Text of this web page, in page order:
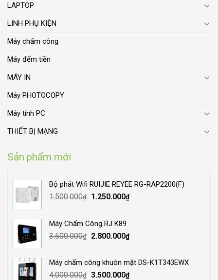
LAPTOP
LINH PHỤ KIỆN
Máy chấm công
Máy đếm tiền
MÁY IN
Máy PHOTOCOPY
Máy tính PC
THIẾT BỊ MẠNG
Sản phẩm mới
Bộ phát Wifi RUIJIE REYEE RG-RAP2200(F)
1.500.000₫
Original
1.500.000₫.
1.250.000₫Current
Máy Chấm Công RJ K89
3.500.000₫
Original
3.500.000₫.
2.800.000₫Current
2.800.000₫.
Máy chấm công khuôn mặt DS-K1T343EWX
4.000.000₫ Original
3.500.000₫Current